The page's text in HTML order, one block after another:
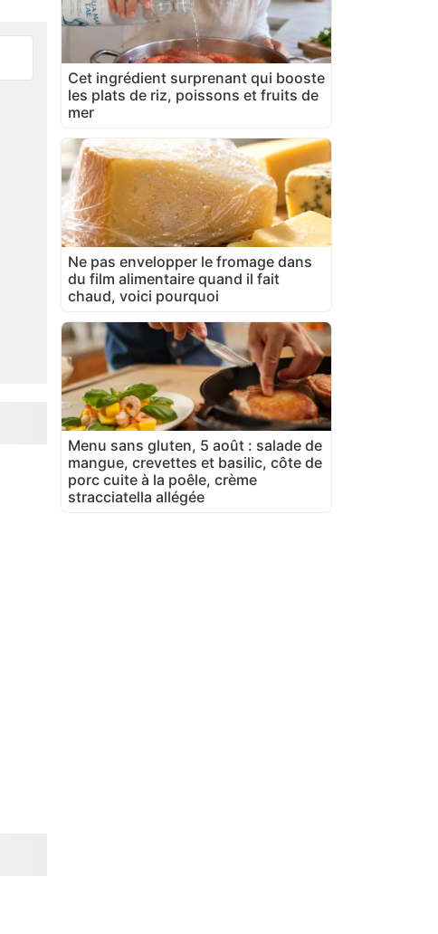
Cet ingrédient surprenant qui booste
les plats de riz, poissons et fruits de
mer
Ne pas envelopper le fromage dans
du film alimentaire quand il fait
chaud, voici pourquoi
Menu sans gluten, 5 août : salade de
mangue, crevettes et basilic, côte de
porc cuite à la poêle, crème
stracciatella allégée